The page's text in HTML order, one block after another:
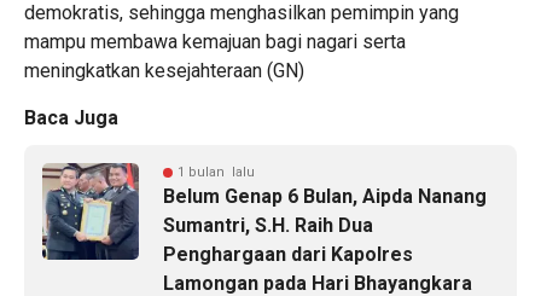
demokratis, sehingga menghasilkan pemimpin yang
mampu membawa kemajuan bagi nagari serta
meningkatkan kesejahteraan (GN)
Baca Juga
1 bulan lalu
Belum Genap 6 Bulan, Aipda Nanang
Sumantri, S.H. Raih Dua
Penghargaan dari Kapolres
Lamongan pada Hari Bhayangkara